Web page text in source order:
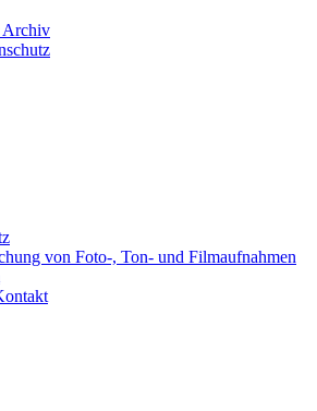
Archiv
von Foto-, Ton- und Filmaufnahmen